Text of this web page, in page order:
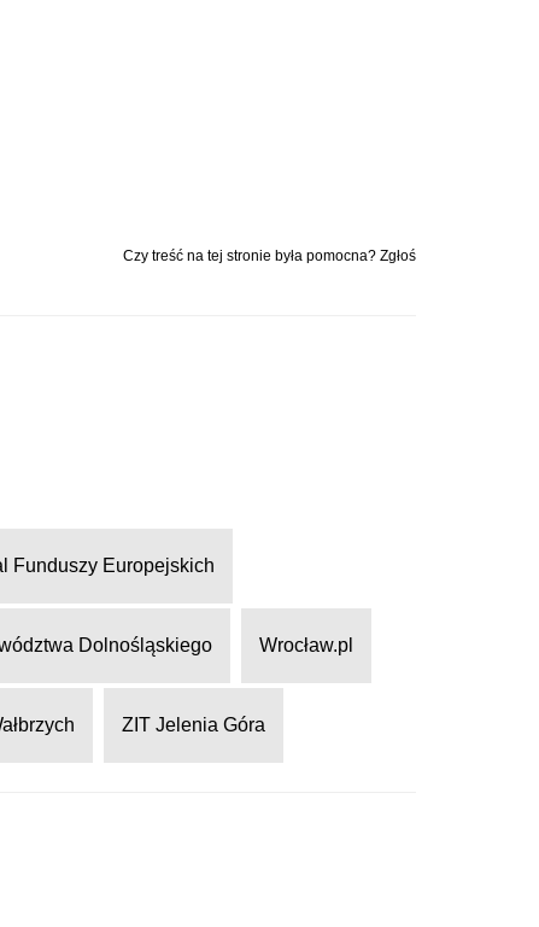
Czy treść na tej stronie była pomocna? Zgłoś
Funduszy Europejskich
Dolnośląskiego Wrocław.pl
ZIT Jelenia Góra